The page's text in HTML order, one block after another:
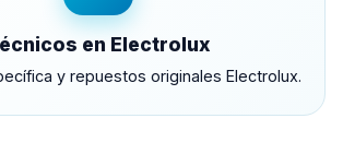
en Electrolux
y repuestos originales Electrolux.